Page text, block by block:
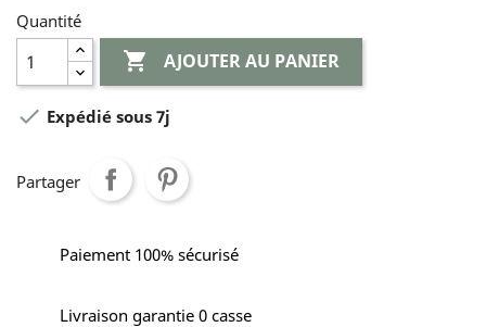
Quantité
 AJOUTER AU PANIER
 Expédié sous 7j
Partager
Paiement 100% sécurisé
Livraison garantie 0 casse